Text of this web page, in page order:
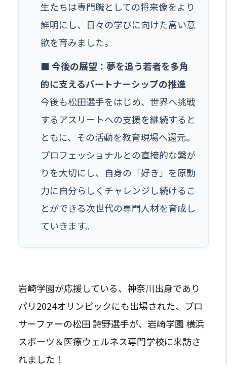
生たちは専門職としての将来像をより
鮮明にし、日々の学びに向けた高い意
欲を育みました。
■ 今後の展望：夢を追う若者を多角
的に支えるパートナーシップの推進
今後も松田選手をはじめ、世界へ挑戦
するアスリートへの支援を継続すると
ともに、その活動を教育現場へ還元。
プロフェッショナルとの直接的な繋が
りを大切にし、自身の「好き」を原動
力に自分らしくチャレンジし続けるこ
とができる次世代の専門人材を育成し
ていきます。
岩崎学園が応援している、神奈川出身であり
パリ2024オリンピックにも出場された、プロ
サーファーの松田 詩野選手が、岩崎学園 横浜
スポーツ＆医療ウェルネス専門学校に来訪さ
れました！